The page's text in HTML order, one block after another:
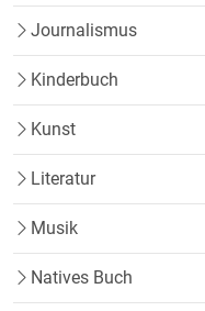
Journalismus
Kinderbuch
Kunst
Literatur
Musik
Natives Buch